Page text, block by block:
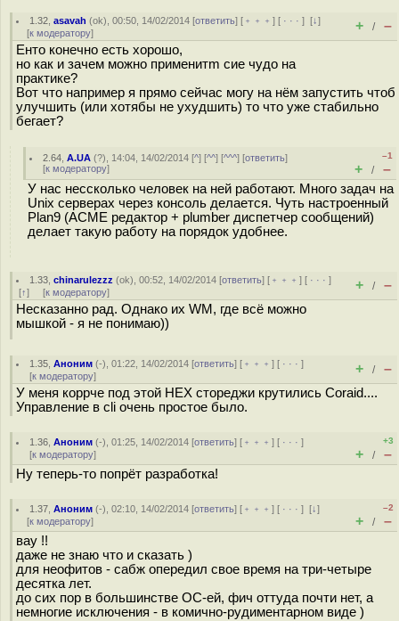
1.32 ,asavah (ok), 00:50, 14/02/2014 [ответить] [ ﹢﹢﹢] [ · · ·][↓]
[к модератору] + / –
Енто конечно есть хорошо,
но как и зачем можно применитm сие чудо на
практике?
Вот что например я прямо сейчас могу на нём запустить чтоб
улучшить (или хотябы не ухудшить) то что уже стабильно
бегает?
2.64 ,A.UA (?), 14:04, 14/02/2014 [^] [^^] [^^^] [ответить]
[к модератору]
–1
+ / –
У нас нессколько человек на ней работают. Много задач на
Unix серверах через консоль делается. Чуть настроенный
Plan9 (ACME редактор + plumber диспетчер сообщений)
делает такую работу на порядок удобнее.
1.33 ,chinarulezzz (ok), 00:52, 14/02/2014 [ответить] [ ﹢﹢﹢] [ · · ·]
[↑] [к модератору] + / –
Несказанно рад. Однако их WM, где всё можно
мышкой - я не понимаю))
1.35 ,Аноним (-), 01:22, 14/02/2014 [ответить] [ ﹢﹢﹢] [ · · ·]
[к модератору] + / –
У меня коррче под этой НЕХ стореджи крутились Coraid....
Управление в cli очень простое было.
1.36 ,Аноним (-), 01:25, 14/02/2014 [ответить] [ ﹢﹢﹢] [ · · ·]
[к модератору]
+3
+ / –
Ну теперь-то попрёт разработка!
1.37 ,Аноним (-), 02:10, 14/02/2014 [ответить] [ ﹢﹢﹢] [ · · ·][↓]
[к модератору]
–2
+ / –
вау !!
даже не знаю что и сказать )
для неофитов - сабж опередил свое время на три-четыре
десятка лет.
до сих пор в большинстве ОС-ей, фич оттуда почти нет, а
немногие исключения - в комично-рудиментарном виде )